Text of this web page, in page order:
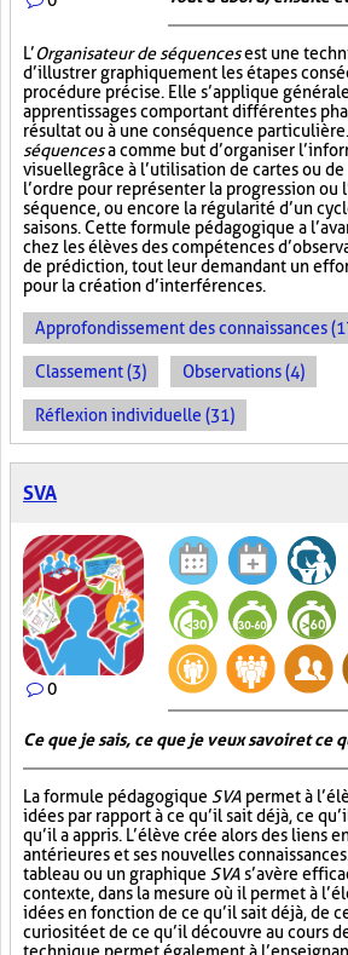
L’Organisateur de séquencesest une
d’illustrer graphiquement les étapes
procédure précise. Elle s’applique
apprentissages comportant différentes
résultat ou à une conséquence particulière.
séquencesa comme but d’organiser
visuellegrâce à l’utilisation de cartes ou
l’ordre pour représenter la progression ou
séquence, ou encore la régularité d’un
saisons. Cette formule pédagogique a
chez les élèves des compétences
de prédiction, tout leur demandant un
pour la création d’interférences.
Approfondissement des connaissances
Classement (3) Observations (4)
Réflexion individuelle (31)
SVA
0
Ce que je sais, ce que je veux savoir et ce
La formule pédagogique SVA permet à
idées par rapport à ce qu’il sait déjà, ce
qu’il a appris. L’élève crée alors des liens
antérieures et ses nouvelles
tableau ou un graphique SVA s’avère
contexte, dans la mesure où il permet à
idées en fonction de ce qu’il sait déjà, de
curiosité et de ce qu’il découvre au cours